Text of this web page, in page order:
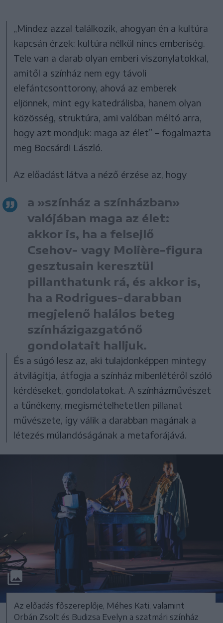
„Mindez azzal találkozik, ahogyan én a kultúra
kapcsán érzek: kultúra nélkül nincs emberiség.
Tele van a darab olyan emberi viszonylatokkal,
amitől a színház nem egy távoli
elefántcsonttorony, ahová az emberek
eljönnek, mint egy katedrálisba, hanem olyan
közösség, struktúra, ami valóban méltó arra,
hogy azt mondjuk: maga az élet” – fogalmazta
meg Bocsárdi László.
Az előadást látva a néző érzése az, hogy
a »színház a színházban»
valójában maga az élet:
akkor is, ha a felsejlő
Csehov- vagy Molière-figura
gesztusain keresztül
pillanthatunk rá, és akkor is,
ha a Rodrigues-darabban
megjelenő halálos beteg
színházigazgatónő
gondolatait halljuk.
És a súgó lesz az, aki tulajdonképpen mintegy
átvilágítja, átfogja a színház mibenlétéről szóló
kérdéseket, gondolatokat. A színházművészet
a tűnékeny, megismételhetetlen pillanat
művészete, így válik a darabban magának a
létezés múlandóságának a metaforájává.
Az előadás főszereplője, Méhes Kati, valamint
Orbán Zsolt és Budizsa Evelyn a szatmári színház